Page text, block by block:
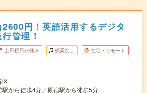
円！英語活用するデジタ
管理！
土日祝日が休み 残業なし 在宅・リモート
区
駅から徒歩4分／原宿駅から徒歩5分